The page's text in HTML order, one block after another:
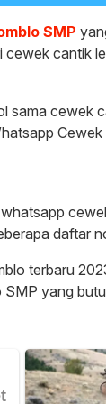
SMP
cewek cantik
sama cewek
daftar
terbaru
yang